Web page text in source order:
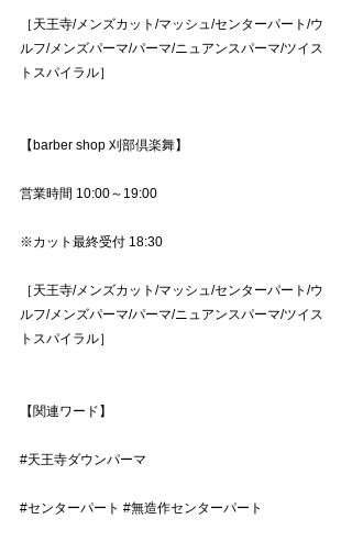
［天王寺/メンズカット/マッシュ/センターパート/ウ
ルフ/メンズパーマ/パーマ/ニュアンスパーマ/ツイス
トスパイラル］
【barber shop 刈部倶楽舞】
営業時間 10:00～19:00
※カット最終受付 18:30
［天王寺/メンズカット/マッシュ/センターパート/ウ
ルフ/メンズパーマ/パーマ/ニュアンスパーマ/ツイス
トスパイラル］
【関連ワード】
#天王寺ダウンパーマ
#センターパート #無造作センターパート